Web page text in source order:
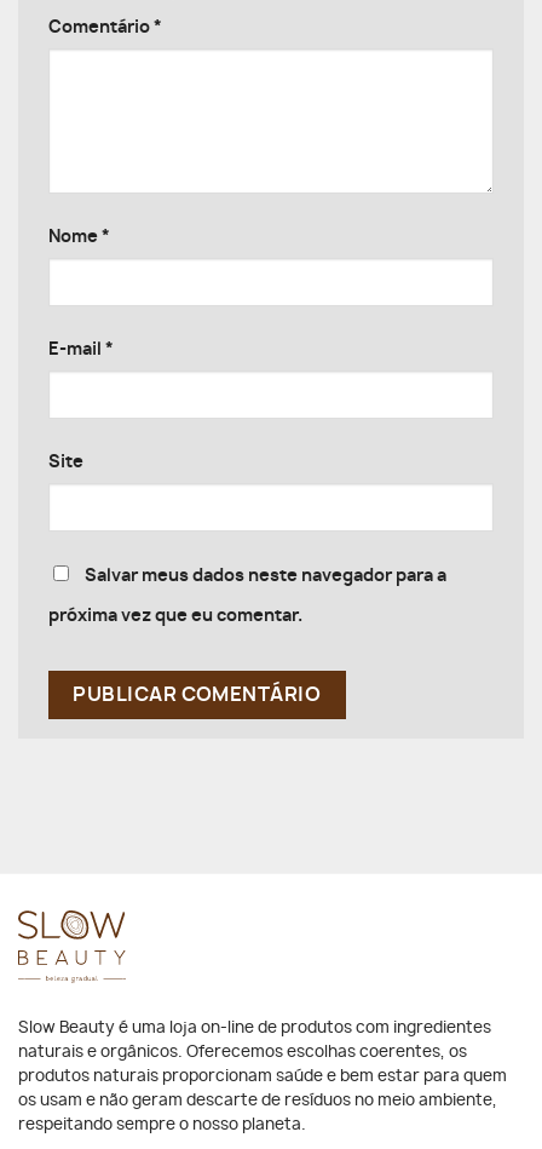
Comentário *
Nome *
E-mail *
Site
Salvar meus dados neste navegador para a
próxima vez que eu comentar.
Slow Beauty é uma loja on-line de produtos com ingredientes
naturais e orgânicos. Oferecemos escolhas coerentes, os
produtos naturais proporcionam saúde e bem estar para quem
os usam e não geram descarte de resíduos no meio ambiente,
respeitando sempre o nosso planeta.